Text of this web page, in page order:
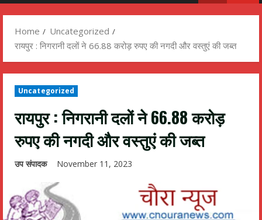
Home
Uncategorized
रायपुर : निगरानी दलों ने 66.88 करोड़ रुपए की नगदी और वस्तुएं की जब्त
Uncategorized
रायपुर : निगरानी दलों ने 66.88 करोड़
रुपए की नगदी और वस्तुएं की जब्त
उप संपादक November 11, 2023